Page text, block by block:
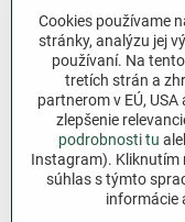
Všetko o nákupe
Ďakujeme za
Sme slovenský
vďaka vám –
lásku k pôde​.
pokračovať v
záhradkárom
Cookies používame
stránky, analýzu jej
používaní. Na
tretích strán a
partnerom v EÚ,
zlepšenie
podrobnosti tu
Instagram). Kliknutím
súhlas s týmto
informácie